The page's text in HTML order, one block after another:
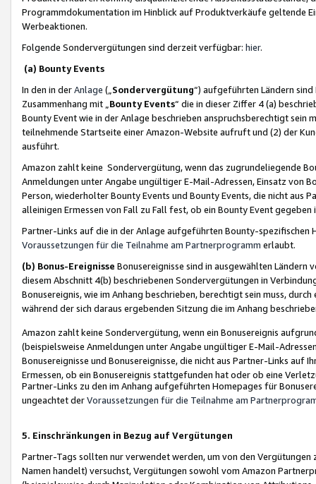
Programmdokumentation im Hinblick auf Produktverkäufe geltende
Werbeaktionen.
Folgende Sondervergütungen sind derzeit verfügbar: hier.
(a) Bounty Events
In den in derAnlage („ Sondervergütung“) aufgeführten Ländern
Zusammenhang mit „ Bounty Events“ die in dieser Ziffer 4 (a)
Bounty Event wie in der Anlage beschrieben anspruchsberechtigt sein
teilnehmende Startseite einer Amazon-Website aufruft und (2) der
ausführt.
Amazon zahlt keine Sondervergütung, wenn das zugrundeliegende
Anmeldungen unter Angabe ungültiger E-Mail-Adressen, Einsatz von
Person, wiederholter Bounty Events und Bounty Events, die nicht
alleinigen Ermessen von Fall zu Fall fest, ob ein Bounty Event
Partner-Links auf die in der Anlage aufgeführten Bounty-spezifischen
Voraussetzungen für die Teilnahme am Partnerprogramm erlaubt.
(b) Bonus-Ereignisse Bonusereignisse sind in ausgewählten Ländern
diesem Abschnitt 4(b) beschriebenen Sondervergütungen in
Bonusereignis, wie im Anhang beschrieben, berechtigt sein muss,
während der sich daraus ergebenden Sitzung die im Anhang
Amazon zahlt keine Sondervergütung, wenn ein Bonusereignis
(beispielsweise Anmeldungen unter Angabe ungültiger E-Mail-
Bonusereignisse und Bonusereignisse, die nicht aus Partner-Links auf
Ermessen, ob ein Bonusereignis stattgefunden hat oder ob eine
Partner-Links zu den im Anhang aufgeführten Homepages für
ungeachtet derVoraussetzungen für die Teilnahme am
5. Einschränkungen in Bezug auf Vergütungen
Partner-Tags sollten nur verwendet werden, um von den
Namen handelt) versuchst, Vergütungen sowohl vom Amazon